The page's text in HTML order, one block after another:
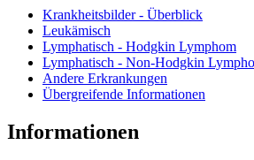
Krankheitsbilder - Überblick
Leukämisch
Lymphatisch - Hodgkin Lymphom
Lymphatisch - Non-Hodgkin
Andere Erkrankungen
Übergreifende Informationen
Informationen